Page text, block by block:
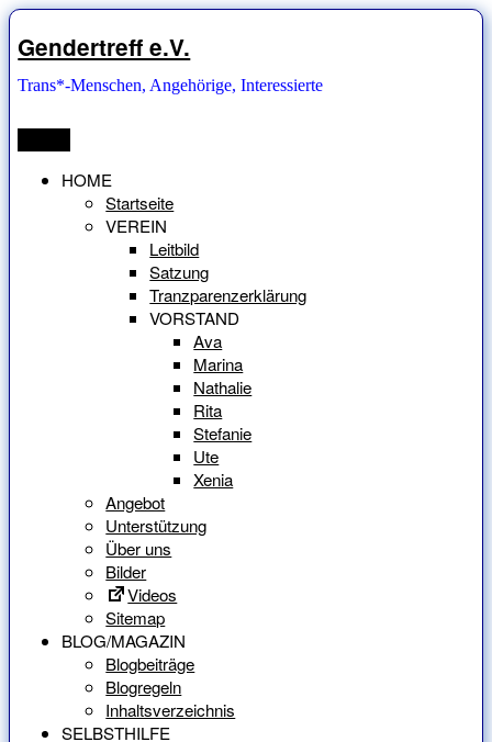
Zum
Inhalt
springen
Gendertreff e.V.
Trans*-Menschen, Angehörige, Interessierte
HOME
Startseite
VEREIN
Leitbild
Satzung
Tranzparenzerklärung
VORSTAND
Ava
Marina
Nathalie
Rita
Stefanie
Ute
Xenia
Angebot
Unterstützung
Über uns
Bilder
Videos
Sitemap
BLOG/MAGAZIN
Blogbeiträge
Blogregeln
Inhaltsverzeichnis
SELBSTHILFE